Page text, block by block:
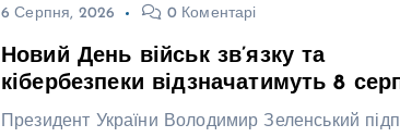
6 Серпня, 2026 0 Коментарі
Новий День військ зв’язку та
кібербезпеки відзначатимуть 8
Президент України Володимир Зеленський